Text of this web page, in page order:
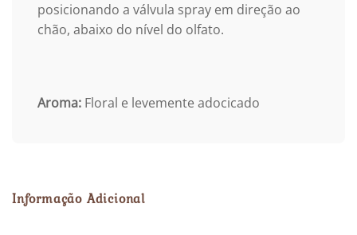
posicionando a válvula spray em direção ao
chão, abaixo do nível do olfato.
Aroma: Floral e levemente adocicado
Informação Adicional